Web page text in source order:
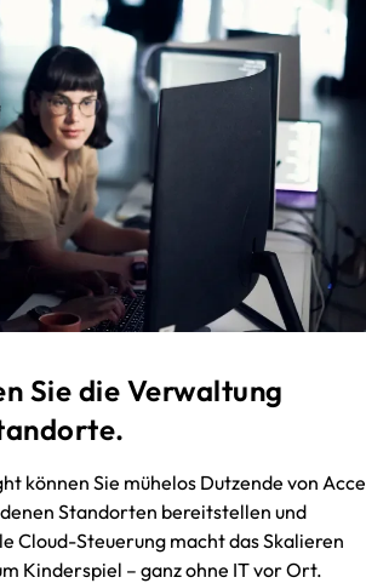
Sie die Verwaltung
können Sie mühelos Dutzende von
Standorten bereitstellen und
Cloud-Steuerung macht das Skalieren
Kinderspiel – ganz ohne IT vor Ort.